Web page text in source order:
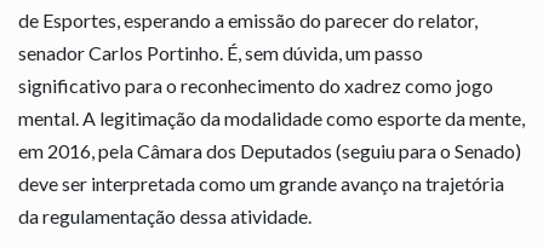
de Esportes, esperando a emissão do parecer do relator,
senador Carlos Portinho. É, sem dúvida, um passo
significativo para o reconhecimento do xadrez como jogo
mental. A legitimação da modalidade como esporte da mente,
em 2016, pela Câmara dos Deputados (seguiu para o Senado)
deve ser interpretada como um grande avanço na trajetória
da regulamentação dessa atividade.